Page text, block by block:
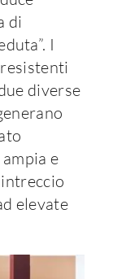
di
I
diverse
e
elevate